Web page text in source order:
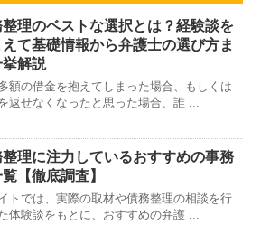
理のベストな選択とは？経験談を
えて基礎情報から弁護士の選び方ま
解説
額の借金を抱えてしまった場合、もしくは
返せなくなったと思った場合、誰 ...
理に注力しているおすすめの事務
【徹底調査】
トでは、実際の取材や債務整理の相談を行
体験談をもとに、おすすめの弁護 ...